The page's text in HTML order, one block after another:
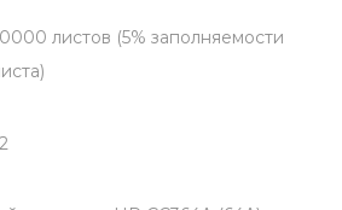
листов (5% заполняемости